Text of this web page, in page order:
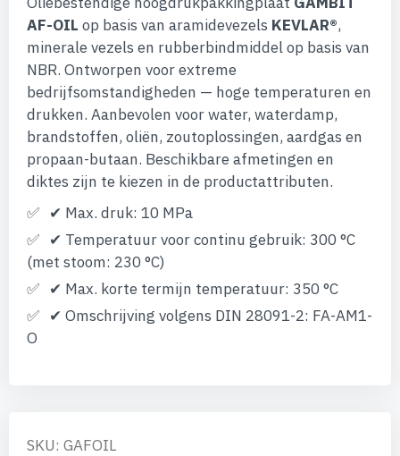
afbeeldingen-
gallerij
AF-OIL op basis van aramidevezels KEVLAR®,
minerale vezels en rubberbindmiddel op basis van
NBR. Ontworpen voor extreme
bedrijfsomstandigheden — hoge temperaturen en
drukken. Aanbevolen voor water, waterdamp,
brandstoffen, oliën, zoutoplossingen, aardgas en
propaan-butaan. Beschikbare afmetingen en
diktes zijn te kiezen in de productattributen.
✔ Max. druk: 10 MPa
✔ Temperatuur voor continu gebruik: 300 °C
(met stoom: 230 °C)
✔ Max. korte termijn temperatuur: 350 °C
✔ Omschrijving volgens DIN 28091-2: FA-AM1-
O
SKU: GAFOIL